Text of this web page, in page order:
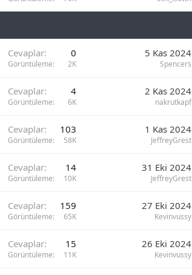
Cevaplar 0
Görüntüleme 2K
5 Kas 2024
Spencers
Cevaplar 4
Görüntüleme 6K
2 Kas 2024
nakrutkapf
Cevaplar 103
Görüntüleme 58K
1 Kas 2024
JeffreyGrest
Cevaplar 14
Görüntüleme 10K
31 Eki 2024
JeffreyGrest
Cevaplar 159
Görüntüleme 65K
27 Eki 2024
Kevinvussy
Cevaplar 15
Görüntüleme 11K
26 Eki 2024
Kevinvussy